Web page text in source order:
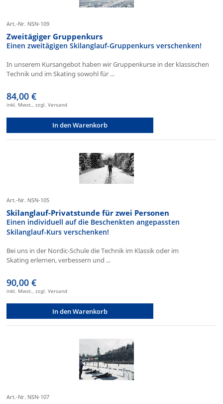
Art.-Nr. NSN-109
Zweitägiger Gruppenkurs
Einen zweitägigen Skilanglauf-Gruppenkurs verschenken!
In unserem Kursangebot haben wir Gruppenkurse in der klassischen
Technik und im Skating sowohl für ...
84,00 €
inkl. Mwst., zzgl. Versand
In den Warenkorb
Art.-Nr. NSN-105
Skilanglauf-Privatstunde für zwei Personen
Einen individuell auf die Beschenkten angepassten
Skilanglauf-Kurs verschenken!
Bei uns in der Nordic-Schule die Technik im Klassik oder im
Skating erlernen, verbessern und ...
90,00 €
inkl. Mwst., zzgl. Versand
In den Warenkorb
Art.-Nr. NSN-107